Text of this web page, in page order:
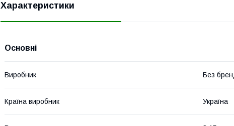
Характеристики
Основні
Виробник Без
Країна виробник Україна